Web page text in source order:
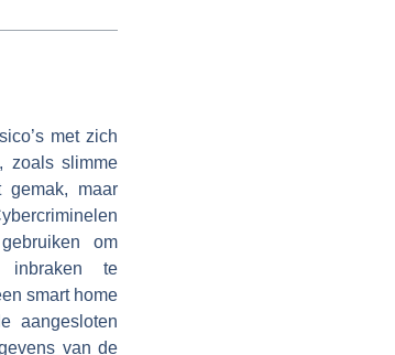
met zich
zoals slimme
gemak, maar
om
te
smart home
aangesloten
van de